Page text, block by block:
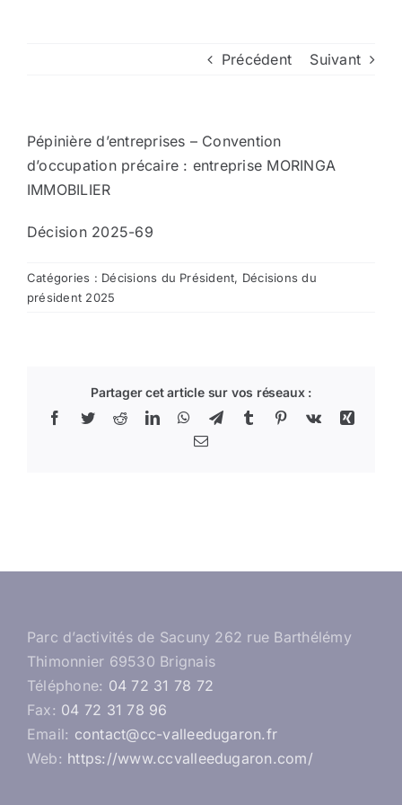
Nous contacter
Précédent Suivant
Pépinière d’entreprises – Convention
d’occupation précaire : entreprise MORINGA
IMMOBILIER
Décision 2025-69
Catégories : Décisions du Président, Décisions du
président 2025
Partager cet article sur vos réseaux :
Facebook
TwitterRedditLinkedInWhatsApp
TelegramTumblr Pinterest
Vk
Xing
Email
Parc d’activités de Sacuny 262 rue Barthélémy
Thimonnier 69530 Brignais
Téléphone: 04 72 31 78 72
Fax: 04 72 31 78 96
Email: contact@cc-valleedugaron.fr
Web: https://www.ccvalleedugaron.com/